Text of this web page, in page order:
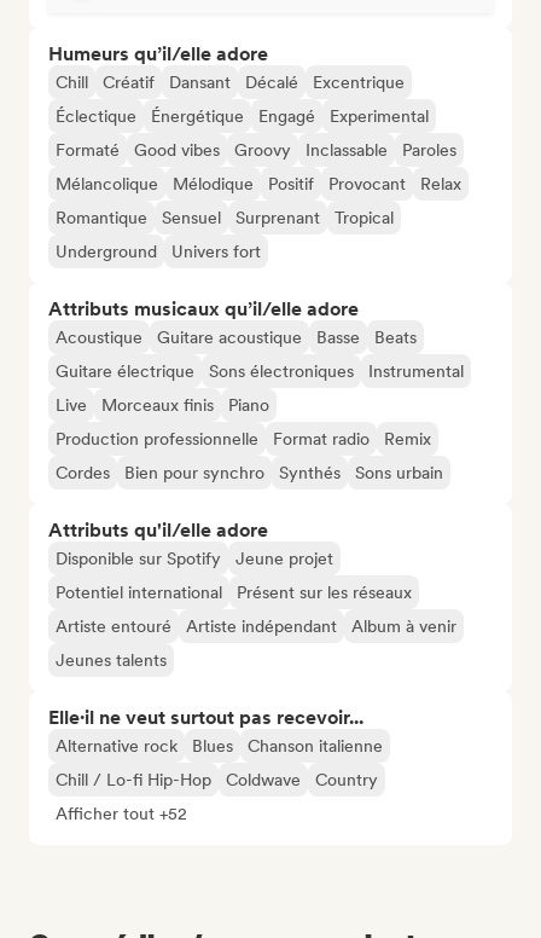
Humeurs qu’il/elle adore
Chill Créatif Dansant Décalé
Excentrique
Éclectique
Énergétique Engagé
Experimental
Formaté
Good vibes Groovy Inclassable
Paroles
Mélancolique
Mélodique Positif Provocant
Relax
Romantique
Sensuel Surprenant
Tropical
Underground
Univers fort
Attributs musicaux qu’il/elle adore
Acoustique Guitare acoustique Basse
Beats
Guitare électrique
Sons électroniques
Instrumental
Live
Morceaux finis
Piano
Production professionnelle
Format radio
Remix
Cordes
Bien pour synchro Synthés Sons urbain
Attributs qu'il/elle adore
Disponible sur Spotify
Jeune projet
Potentiel international
Présent sur les réseaux
Artiste entouré
Artiste indépendant
Album à venir
Jeunes talents
Elle·il ne veut surtout pas recevoir...
Alternative rock Blues
Chanson italienne
Chill / Lo-fi Hip-Hop
Coldwave
Country
Afficher tout +52